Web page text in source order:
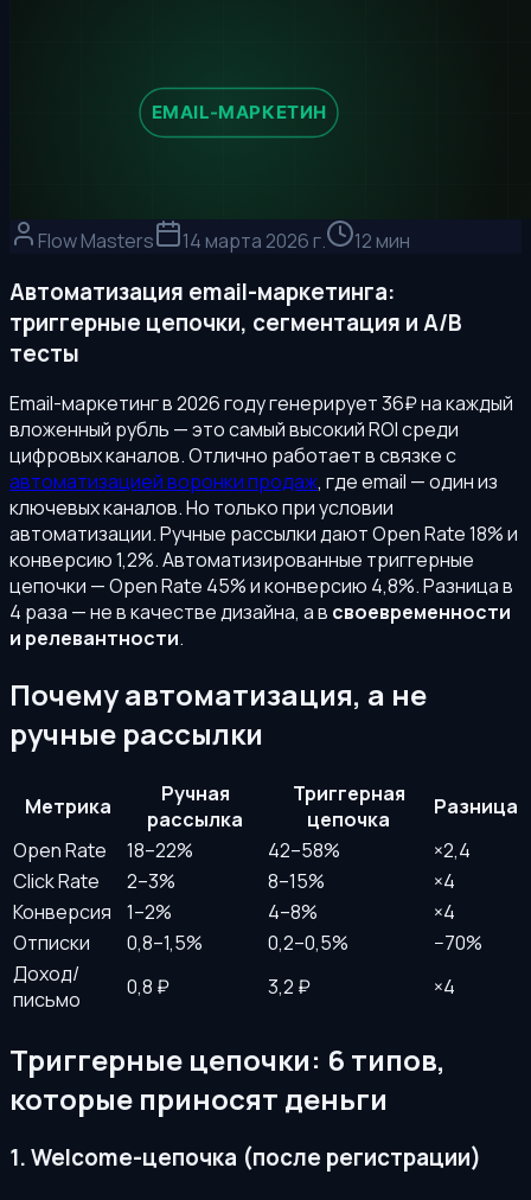
Flow Masters 14 марта 2026 г. 12 мин
Автоматизация email-маркетинга:
триггерные цепочки, сегментация и A/B
тесты
Email-маркетинг в 2026 году генерирует 36₽ на каждый
вложенный рубль — это самый высокий ROI среди
цифровых каналов. Отлично работает в связке с
автоматизацией воронки продаж, где email — один из
ключевых каналов. Но только при условии
автоматизации. Ручные рассылки дают Open Rate 18% и
конверсию 1,2%. Автоматизированные триггерные
цепочки — Open Rate 45% и конверсию 4,8%. Разница в
4 раза — не в качестве дизайна, а в своевременности
и релевантности.
Почему автоматизация, а не
ручные рассылки
Метрика
Ручная
рассылка
Триггерная
цепочка
Разница
Open Rate
18–22% 42–58%
×2,4
Click Rate
2–3% 8–15%
×4
Конверсия
1–2% 4–8%
×4
Отписки
0,8–1,5% 0,2–0,5%
−70%
Доход/
письмо
0,8 ₽ 3,2 ₽ ×4
Триггерные цепочки: 6 типов,
которые приносят деньги
1. Welcome-цепочка (после регистрации)